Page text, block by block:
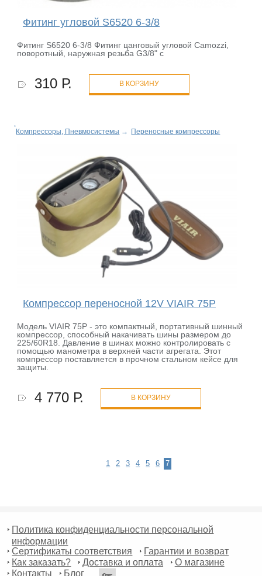
Фитинг угловой S6520 6-3/8
Фитинг S6520 6-3/8 Фитинг цанговый угловой Camozzi,
поворотный, наружная резьба G3/8" с
310 Р. В КОРЗИНУ
Компрессоры, Пневмосистемы → Переносные компрессоры
Компрессор переносной 12V VIAIR 75P
Модель VIAIR 75P - это компактный, портативный шинный
компрессор, способный накачивать шины размером до
225/60R18. Давление в шинах можно контролировать с
помощью манометра в верхней части агрегата. Этот
компрессор поставляется в прочном стальном кейсе для
защиты.
4 770 Р. В КОРЗИНУ
1 2 3 4 5 6 7
Политика конфиденциальности персональной
информации
Сертификаты соответствия
Гарантии и возврат
Как заказать?
Доставка и оплата
О магазине
Контакты
Блог